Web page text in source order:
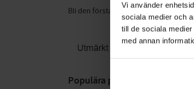
Vi använder
sociala medier och
till de sociala
med annan
Bli den första att lämna ett omdöme.
Populära produkter